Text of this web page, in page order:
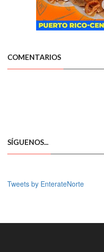
COMENTARIOS
SÍGUENOS...
Tweets by EnterateNorte